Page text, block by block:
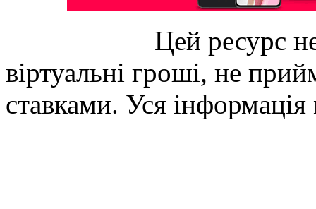
Цей ресурс
віртуальні гроші, не
ставками. Уся